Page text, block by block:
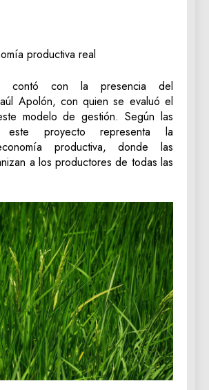
productiva real
contó con la presencia del
Apolón, con quien se evaluó el
modelo de gestión. Según las
este proyecto representa la
productiva, donde ‎las
a los productores de todas las